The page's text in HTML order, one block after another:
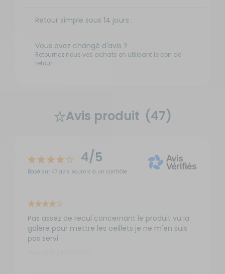
Retour simple sous 14 jours :
Vous avez changé d'avis ?
Retournez nous vos achats en utilisant le bon de
retour.
Avis produit (47)
4/5
Basé sur 47 avis soumis à un contrôle
Pas assez de recul concernant le produit vu la
galère pour mettre les oeillets je ne m'en suis
pas servi